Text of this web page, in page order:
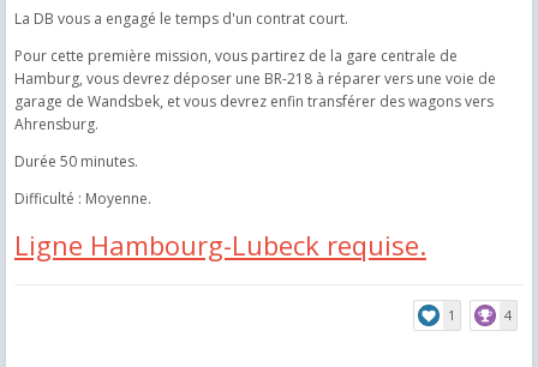
La DB vous a engagé le temps d'un contrat court.
Pour cette première mission, vous partirez de la gare centrale de
Hamburg, vous devrez déposer une BR-218 à réparer vers une voie de
garage de Wandsbek, et vous devrez enfin transférer des wagons vers
Ahrensburg.
Durée 50 minutes.
Difficulté : Moyenne.
Ligne Hambourg-Lubeck requise.
1 4